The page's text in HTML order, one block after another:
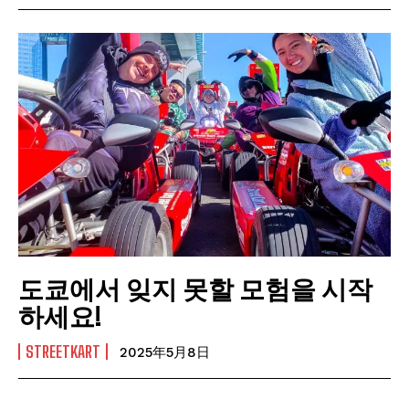
도쿄에서 잊지 못할 모험을 시작
하세요!
STREETKART 2025年5月8日